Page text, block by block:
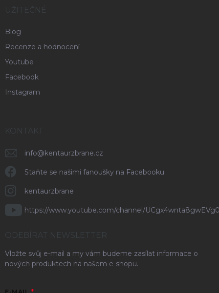
UŽITEČNÉ
Blog
Recenze a hodnocení
Youtube
Facebook
Instagram
KONTAKT
info@kentaurzbrane.cz
Staňte se našimi fanoušky na Facebooku
kentaurzbrane
https://www.youtube.com/channel/
ODEBÍRAT NEWSLETTER
Vložte svůj e-mail a my vám budeme zasílat informace o
nových produktech na našem e-shopu.